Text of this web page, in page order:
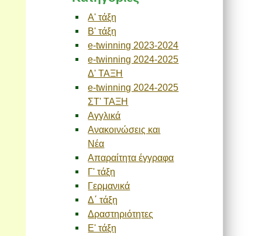
A' τάξη
B' τάξη
e-twinning 2023-2024
e-twinning 2024-2025
Δ' ΤΑΞΗ
e-twinning 2024-2025
ΣΤ' ΤΑΞΗ
Αγγλικά
Ανακοινώσεις και
Νέα
Απαραίτητα έγγραφα
Γ' τάξη
Γερμανικά
Δ΄ τάξη
Δραστηριότητες
Ε' τάξη